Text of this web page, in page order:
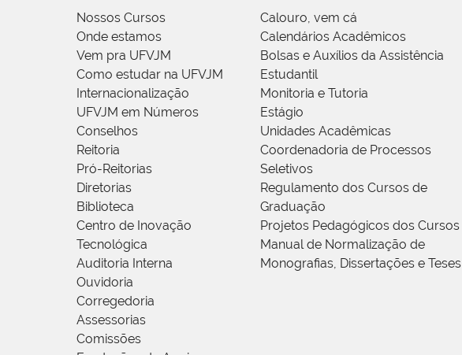
Nossos Cursos
Onde estamos
Vem pra UFVJM
Como estudar na UFVJM
Internacionalização
UFVJM em Números
Conselhos
Reitoria
Pró-Reitorias
Diretorias
Biblioteca
Centro de Inovação
Tecnológica
Auditoria Interna
Ouvidoria
Corregedoria
Assessorias
Comissões
Calouro, vem cá
Calendários Acadêmicos
Bolsas e Auxílios da Assistência
Estudantil
Monitoria e Tutoria
Estágio
Unidades Acadêmicas
Coordenadoria de Processos
Seletivos
Regulamento dos Cursos de
Graduação
Projetos Pedagógicos dos Cursos
Manual de Normalização de
Monografias, Dissertações e Teses